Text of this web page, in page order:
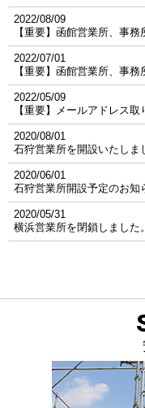
2022/08/09
【重要】函館営業所、事
2022/07/01
【重要】函館営業所、事
2022/05/09
【重要】メールアドレス
2020/08/01
石狩営業所を開設いたしま
2020/06/01
石狩営業所開設予定のお知
2020/05/31
横浜営業所を閉鎖しました。